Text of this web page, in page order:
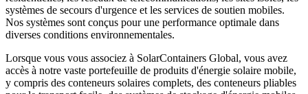
systèmes de secours d'urgence et les services de soutien mobiles.
Nos systèmes sont conçus pour une performance optimale dans
diverses conditions environnementales.
Lorsque vous vous associez à SolarContainers Global, vous avez
accès à notre vaste portefeuille de produits d'énergie solaire mobile,
y compris des conteneurs solaires complets, des conteneurs pliables